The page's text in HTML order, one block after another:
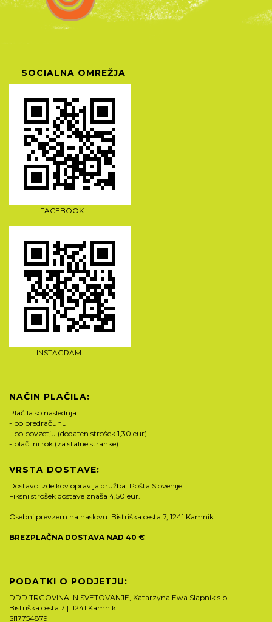
SOCIALNA OMREŽJA
FACEBOOK
INSTAGRAM
NAČIN PLAČILA:
Plačila so naslednja:
- po predračunu
- po povzetju (dodaten strošek 1,30 eur)
- plačilni rok (za stalne stranke)
VRSTA DOSTAVE:
Dostavo izdelkov opravlja družba Pošta Slovenije.
Fiksni strošek dostave znaša 4,50 eur.
Osebni prevzem na naslovu: Bistriška cesta 7, 1241 Kamnik
BREZPLAČNA DOSTAVA NAD 40 €
PODATKI O PODJETJU:
DDD TRGOVINA IN SVETOVANJE, Katarzyna Ewa Slapnik s.p.
Bistriška cesta 7 | 1241 Kamnik
SI17754879